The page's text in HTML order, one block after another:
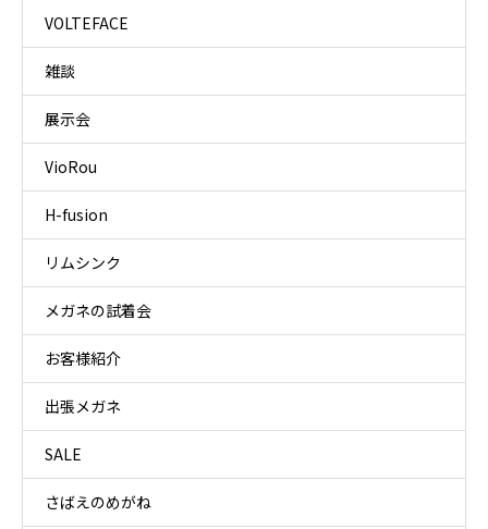
VOLTEFACE
雑談
展示会
VioRou
H-fusion
リムシンク
メガネの試着会
お客様紹介
出張メガネ
SALE
さばえのめがね